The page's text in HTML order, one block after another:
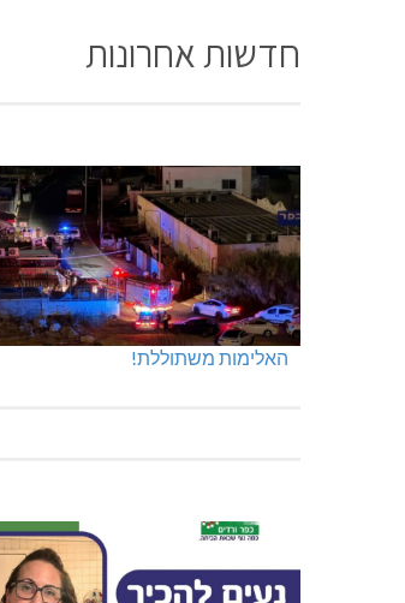
חדשות אחרונות
האלימות משתוללת!